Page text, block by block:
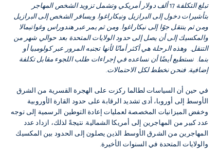
تبلغ التكلفة 17 ألف دولار أمريكي وتشمل تزويد الشخص المهاجر
بتأشيرات دخول إلى البرازيل ونيكاراغوا. ويسافر الشخص إلى البرازيل
ومن ثم ينتقل جوًا إلى نيكاراغوا. ومن ثم يمر عبر هندوراس وغواتيمالا
والمكسيك إلى أن يصل إلى حدود الولايات المتحدة بعد حوالي شهر من
التنقل. وهذه الرحلة هي أكثر أمانًا لأنها تجنبه المرور عبر كولومبيا أو
بنما. نستطيع أيضًا أن نساعده في إجراءات طلب اللجوء مقابل تكلفة
إضافية. فنحن نخطط لكل الاحتمالات.
في حين أن السياسات لطالما ركزت على الهجرة القسرية من الشرق
الأوسط إلى أوروبا، أدى تشديد الرقابة على حدود القارة الأوروبية
وخفض الميزانيات المخصصة لعمليات إعادة التوطين الرسمية إلى توجه
عدد كبير من المهاجرين إلى أمريكا الشمالية. نتيجةً لذلك، ازداد عدد
المهاجرين من الشرق الأوسط الذين يصلون إلى الحدود بين المكسيك
والولايات المتحدة في السنوات الأخيرة.